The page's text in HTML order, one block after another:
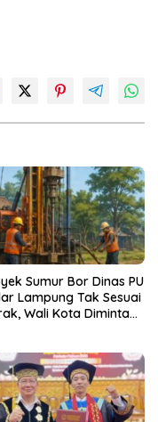
Sumur Bor Dinas PU
Lampung Tak Sesuai
Wali Kota Diminta